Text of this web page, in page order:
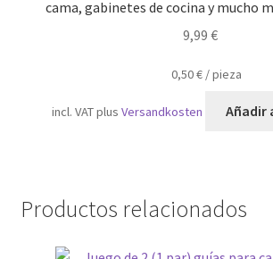
cama, gabinetes de cocina y mucho
9,99 €
0,50€/pieza
incl. VATplus Versandkosten Añadir
Productos relacionados